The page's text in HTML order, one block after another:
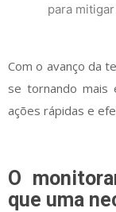
para
Com o avanço da
se tornando mais
ações rápidas e
O
que uma